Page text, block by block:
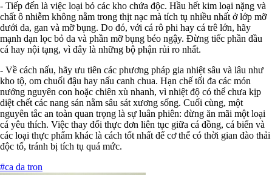
- Tiếp đến là việc loại bỏ các kho chứa độc. Hầu hết kim loại nặng và
chất ô nhiễm không nằm trong thịt nạc mà tích tụ nhiều nhất ở lớp mỡ
dưới da, gan và mỡ bụng. Do đó, với cá rô phi hay cá trê lớn, hãy
mạnh dạn lọc bỏ da và phần mỡ bụng béo ngậy. Đừng tiếc phần đầu
cá hay nội tạng, vì đây là những bộ phận rủi ro nhất.
- Về cách nấu, hãy ưu tiên các phương pháp gia nhiệt sâu và lâu như
kho tộ, om chuối đậu hay nấu canh chua. Hạn chế tối đa các món
nướng nguyên con hoặc chiên xù nhanh, vì nhiệt độ có thể chưa kịp
diệt chết các nang sán nằm sâu sát xương sống. Cuối cùng, một
nguyên tắc an toàn quan trọng là sự luân phiên: đừng ăn mãi một loại
cá yêu thích. Việc thay đổi thực đơn liên tục giữa cá đồng, cá biển và
các loại thực phẩm khác là cách tốt nhất để cơ thể có thời gian đào thải
độc tố, tránh bị tích tụ quá mức.
#ca da tron